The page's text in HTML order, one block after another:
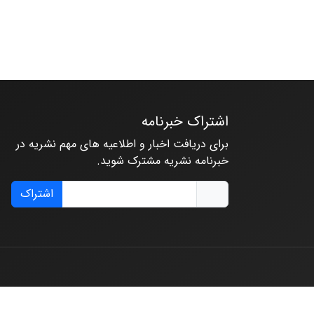
اشتراک خبرنامه
برای دریافت اخبار و اطلاعیه های مهم نشریه در
خبرنامه نشریه مشترک شوید.
اشتراک